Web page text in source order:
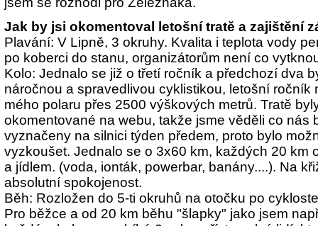
Jak by jsi okomentoval letošní tratě a zajištění
Plavání: V Lipně, 3 okruhy. Kvalita i teplota vody
po koberci do stanu, organizátorům není co
Kolo: Jednalo se již o třetí ročník a předchozí dva
náročnou a spravedlivou cyklistikou, letošní ročník
mého polaru přes 2500 výškových metrů. Tratě
okomentované na webu, takže jsme věděli co nás
vyznačeny na silnici týden předem, proto bylo
vyzkoušet. Jednalo se o 3x60 km, každých 20 km
a jídlem. (voda, ionták, powerbar, banány....). Na
absolutní spokojenost.
Běh: Rozložen do 5-ti okruhů na otočku po
Pro běžce a od 20 km běhu "šlapky" jako jsem